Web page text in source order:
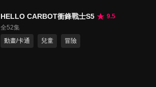
HELLO CARBOT衝鋒戰士S5
9.5
全52集
動畫/卡通
兒童 冒險